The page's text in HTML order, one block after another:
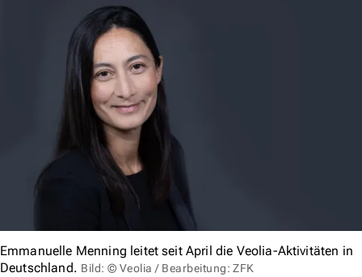
Emmanuelle Menning leitet seit April die Veolia-Aktivitäten in
Deutschland. Bild: © Veolia / Bearbeitung: ZFK